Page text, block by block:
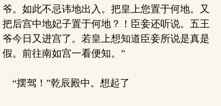
爷。如此不忌讳地出入。把皇上您置于何地。又
把后宫中地妃子置于何地？！臣妾还听说。五王
爷今日又进宫了。若皇上想知道臣妾所说是真是
假。前往南如宫一看便知。”
“摆驾！”乾辰殿中。想起了